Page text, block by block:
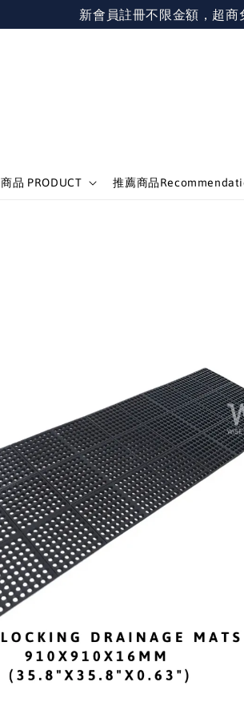
新會員註冊不限金額，超
商品 PRODUCT 推薦商品